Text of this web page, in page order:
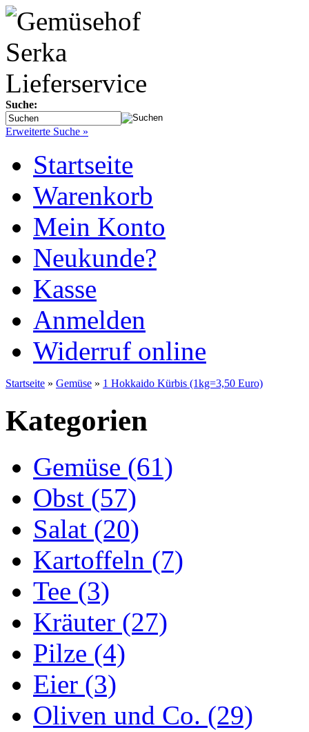
Suche:
Erweiterte Suche »
Startseite
Warenkorb
Mein Konto
Neukunde?
Kasse
Anmelden
Widerruf online
Startseite » Gemüse » 1 Hokkaido Kürbis (1kg=3,50 Euro)
Kategorien
Gemüse (61)
Obst (57)
Salat (20)
Kartoffeln (7)
Tee (3)
Kräuter (27)
Pilze (4)
Eier (3)
Oliven und Co. (29)